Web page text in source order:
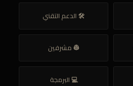
🛠️ الدعم التقني
👷 مشرفين
💻 البرمجة